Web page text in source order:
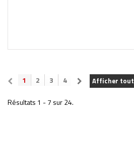
Afficher tout
1 2 3 4
Résultats 1 - 7 sur 24.